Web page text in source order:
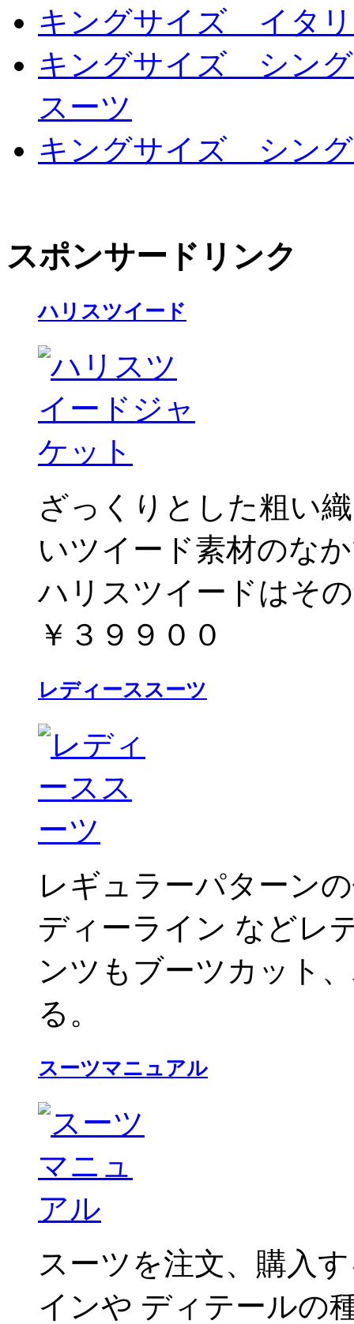
キングサイズ イタ
キングサイズ シン
スーツ
キングサイズ シン
スポンサードリンク
ハリスツイード
ざっくりとした粗い
いツイード素材のな
ハリスツイードはそ
￥３９９００
レディーススーツ
レギュラーパターン
ディーライン などレ
ンツもブーツカット
る。
スーツマニュアル
スーツを注文、購入
インや ディテールの